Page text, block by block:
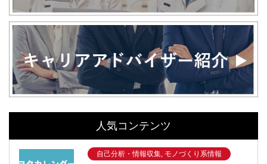
人気コンテンツ
自己分析・情報収集, モノづくり系情報